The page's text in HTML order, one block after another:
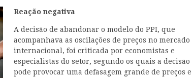
Reação negativa
A decisão de abandonar o modelo do PPI, que
acompanhava as oscilações de preços no mercado
internacional, foi criticada por economistas e
especialistas do setor, segundo os quais a decisão
pode provocar uma defasagem grande de preços e